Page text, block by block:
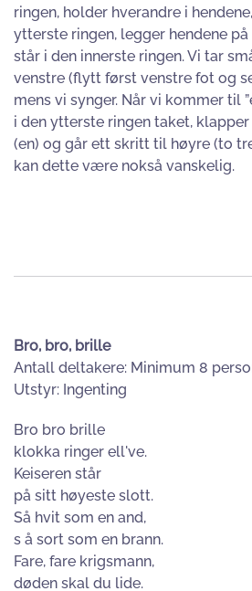
ringen, holder hverandre i
ytterste ringen, legger hendene
står i den innerste ringen. Vi tar
venstre (flytt først venstre fot og
mens vi synger. Når vi kommer til
i den ytterste ringen taket, klapper
(en) og går ett skritt til høyre (to
kan dette være nokså vanskelig.
Bro, bro, brille
Antall deltakere: Minimum 8
Utstyr: Ingenting
Bro bro brille
klokka ringer ell've.
Keiseren står
på sitt høyeste slott.
Så hvit som en and,
s å sort som en brann.
Fare, fare krigsmann,
døden skal du lide.